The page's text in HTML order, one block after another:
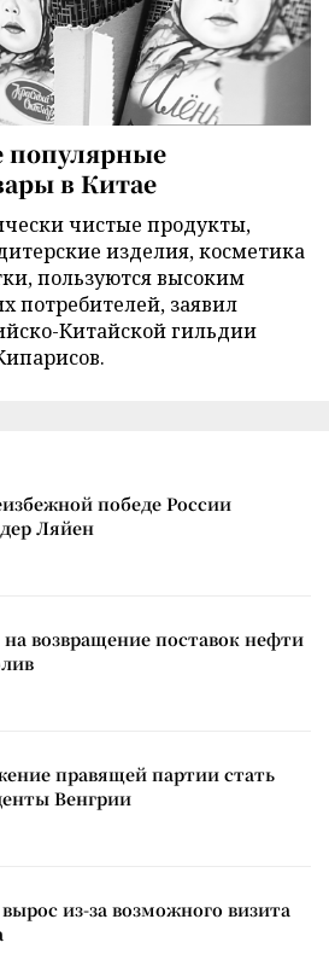
популярные
в Китае
чистые продукты,
изделия, косметика
пользуются высоким
потребителей, заявил
Китайской гильдии
победе России
Ляйен
возвращение поставок нефти
правящей партии стать
Венгрии
из-за возможного визита